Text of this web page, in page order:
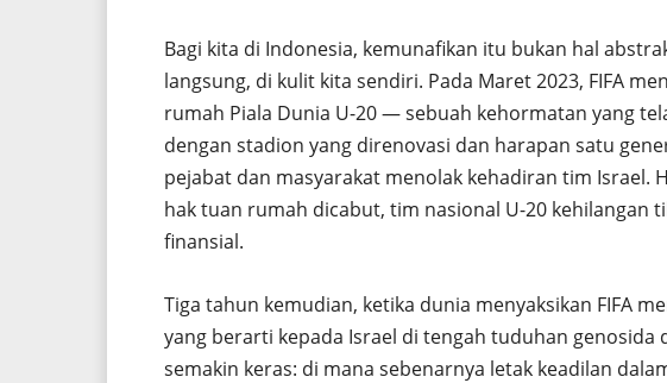
Bagi kita di Indonesia, kemunafikan itu bukan hal
langsung, di kulit kita sendiri. Pada Maret 2023, FIFA
rumah Piala Dunia U-20 — sebuah kehormatan yang
dengan stadion yang direnovasi dan harapan satu
pejabat dan masyarakat menolak kehadiran tim Israel.
hak tuan rumah dicabut, tim nasional U-20 kehilangan
finansial.
Tiga tahun kemudian, ketika dunia menyaksikan FIFA
yang berarti kepada Israel di tengah tuduhan genosida
semakin keras: di mana sebenarnya letak keadilan